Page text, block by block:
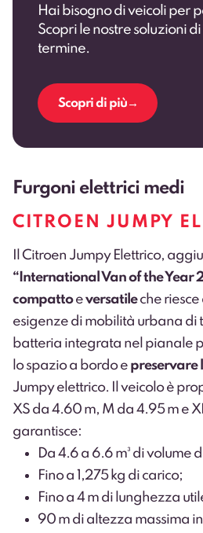
Hai bisogno di veicoli per
Scopri le nostre soluzioni
termine.
Scopri di più
Furgoni elettrici medi
CITROEN JUMPY
Il Citroen Jumpy Elettrico,
“International Van of the Year
compattoeversatileche riesce
esigenze di mobilità urbana di
batteria integrata nel pianale
lo spazio a bordo e preservare
Jumpy elettrico. Il veicolo è
XS da 4.60 m, M da 4.95 m e
garantisce:
Da 4.6 a 6.6 m³ di volume
Fino a 1,275 kg di carico;
Fino a 4 m di lunghezza
90 m di altezza massima